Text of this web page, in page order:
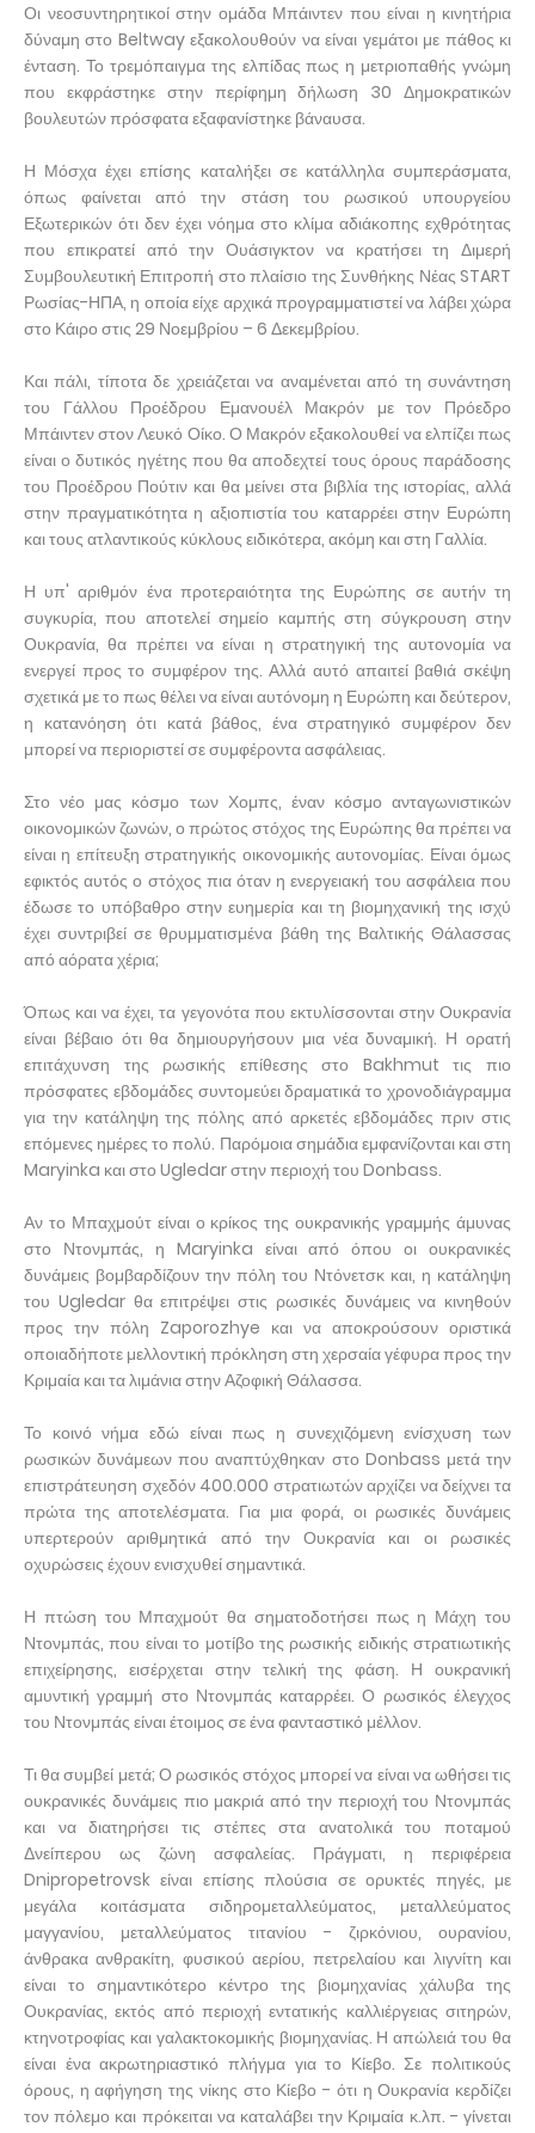
Οι νεοσυντηρητικοί στην ομάδα Μπάιντεν που είναι η κινητήρια
δύναμη στο Beltway εξακολουθούν να είναι γεμάτοι με πάθος κι
ένταση. Το τρεμόπαιγμα της ελπίδας πως η μετριοπαθής γνώμη
που εκφράστηκε στην περίφημη δήλωση 30 Δημοκρατικών
βουλευτών πρόσφατα εξαφανίστηκε βάναυσα.
Η Μόσχα έχει επίσης καταλήξει σε κατάλληλα συμπεράσματα,
όπως φαίνεται από την στάση του ρωσικού υπουργείου
Εξωτερικών ότι δεν έχει νόημα στο κλίμα αδιάκοπης εχθρότητας
που επικρατεί από την Ουάσιγκτον να κρατήσει τη Διμερή
Συμβουλευτική Επιτροπή στο πλαίσιο της Συνθήκης Νέας START
Ρωσίας-ΗΠΑ, η οποία είχε αρχικά προγραμματιστεί να λάβει χώρα
στο Κάιρο στις 29 Νοεμβρίου – 6 Δεκεμβρίου.
Και πάλι, τίποτα δε χρειάζεται να αναμένεται από τη συνάντηση
του Γάλλου Προέδρου Εμανουέλ Μακρόν με τον Πρόεδρο
Μπάιντεν στον Λευκό Οίκο. Ο Μακρόν εξακολουθεί να ελπίζει πως
είναι ο δυτικός ηγέτης που θα αποδεχτεί τους όρους παράδοσης
του Προέδρου Πούτιν και θα μείνει στα βιβλία της ιστορίας, αλλά
στην πραγματικότητα η αξιοπιστία του καταρρέει στην Ευρώπη
και τους ατλαντικούς κύκλους ειδικότερα, ακόμη και στη Γαλλία.
Η υπ' αριθμόν ένα προτεραιότητα της Ευρώπης σε αυτήν τη
συγκυρία, που αποτελεί σημείο καμπής στη σύγκρουση στην
Ουκρανία, θα πρέπει να είναι η στρατηγική της αυτονομία να
ενεργεί προς το συμφέρον της. Αλλά αυτό απαιτεί βαθιά σκέψη
σχετικά με το πως θέλει να είναι αυτόνομη η Ευρώπη και δεύτερον,
η κατανόηση ότι κατά βάθος, ένα στρατηγικό συμφέρον δεν
μπορεί να περιοριστεί σε συμφέροντα ασφάλειας.
Στο νέο μας κόσμο των Χομπς, έναν κόσμο ανταγωνιστικών
οικονομικών ζωνών, ο πρώτος στόχος της Ευρώπης θα πρέπει να
είναι η επίτευξη στρατηγικής οικονομικής αυτονομίας. Είναι όμως
εφικτός αυτός ο στόχος πια όταν η ενεργειακή του ασφάλεια που
έδωσε το υπόβαθρο στην ευημερία και τη βιομηχανική της ισχύ
έχει συντριβεί σε θρυμματισμένα βάθη της Βαλτικής Θάλασσας
από αόρατα χέρια;
Όπως και να έχει, τα γεγονότα που εκτυλίσσονται στην Ουκρανία
είναι βέβαιο ότι θα δημιουργήσουν μια νέα δυναμική. Η ορατή
επιτάχυνση της ρωσικής επίθεσης στο Bakhmut τις πιο
πρόσφατες εβδομάδες συντομεύει δραματικά το χρονοδιάγραμμα
για την κατάληψη της πόλης από αρκετές εβδομάδες πριν στις
επόμενες ημέρες το πολύ. Παρόμοια σημάδια εμφανίζονται και στη
Maryinka και στο Ugledar στην περιοχή του Donbass.
Αν το Μπαχμούτ είναι ο κρίκος της ουκρανικής γραμμής άμυνας
στο Ντονμπάς, η Maryinka είναι από όπου οι ουκρανικές
δυνάμεις βομβαρδίζουν την πόλη του Ντόνετσκ και, η κατάληψη
του Ugledar θα επιτρέψει στις ρωσικές δυνάμεις να κινηθούν
προς την πόλη Zaporozhye και να αποκρούσουν οριστικά
οποιαδήποτε μελλοντική πρόκληση στη χερσαία γέφυρα προς την
Κριμαία και τα λιμάνια στην Αζοφική Θάλασσα.
Το κοινό νήμα εδώ είναι πως η συνεχιζόμενη ενίσχυση των
ρωσικών δυνάμεων που αναπτύχθηκαν στο Donbass μετά την
επιστράτευηση σχεδόν 400.000 στρατιωτών αρχίζει να δείχνει τα
πρώτα της αποτελέσματα. Για μια φορά, οι ρωσικές δυνάμεις
υπερτερούν αριθμητικά από την Ουκρανία και οι ρωσικές
οχυρώσεις έχουν ενισχυθεί σημαντικά.
Η πτώση του Μπαχμούτ θα σηματοδοτήσει πως η Μάχη του
Ντονμπάς, που είναι το μοτίβο της ρωσικής ειδικής στρατιωτικής
επιχείρησης, εισέρχεται στην τελική της φάση. Η ουκρανική
αμυντική γραμμή στο Ντονμπάς καταρρέει. Ο ρωσικός έλεγχος
του Ντονμπάς είναι έτοιμος σε ένα φανταστικό μέλλον.
Τι θα συμβεί μετά; Ο ρωσικός στόχος μπορεί να είναι να ωθήσει τις
ουκρανικές δυνάμεις πιο μακριά από την περιοχή του Ντονμπάς
και να διατηρήσει τις στέπες στα ανατολικά του ποταμού
Δνείπερου ως ζώνη ασφαλείας. Πράγματι, η περιφέρεια
Dnipropetrovsk είναι επίσης πλούσια σε ορυκτές πηγές, με
μεγάλα κοιτάσματα σιδηρομεταλλεύματος, μεταλλεύματος
μαγγανίου, μεταλλεύματος τιτανίου - ζιρκόνιου, ουρανίου,
άνθρακα ανθρακίτη, φυσικού αερίου, πετρελαίου και λιγνίτη και
είναι το σημαντικότερο κέντρο της βιομηχανίας χάλυβα της
Ουκρανίας, εκτός από περιοχή εντατικής καλλιέργειας σιτηρών,
κτηνοτροφίας και γαλακτοκομικής βιομηχανίας. Η απώλειά του θα
είναι ένα ακρωτηριαστικό πλήγμα για το Κίεβο. Σε πολιτικούς
όρους, η αφήγηση της νίκης στο Κίεβο - ότι η Ουκρανία κερδίζει
τον πόλεμο και πρόκειται να καταλάβει την Κριμαία κ.λπ. - γίνεται